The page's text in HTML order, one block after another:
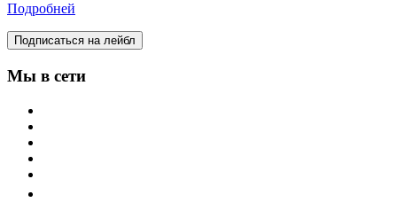
Подробней
Подписаться на лейбл
Мы в сети